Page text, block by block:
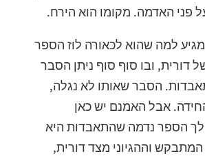
פני האדמה. מקומו הוא הירח.
למה שהוא לכאורה לוז הספר
דורית, ובו סוף סוף ניתן הסבר
הסבר שאותו לא נגלה,
אבל האמנם יש כאן
הספר נדמה שהתאבדות היא
וההגיוני מצד דורית,